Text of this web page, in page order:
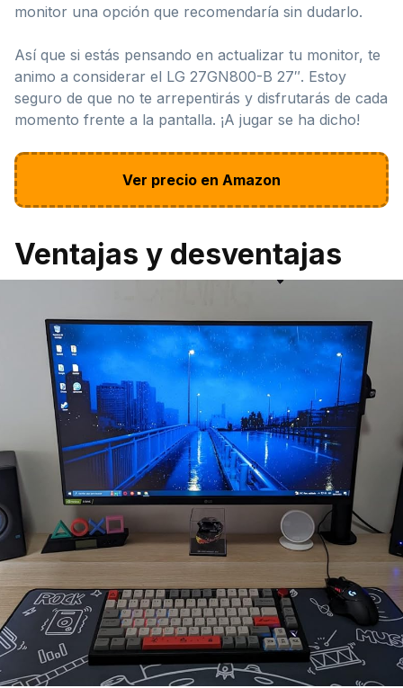
monitor una opción que recomendaría sin dudarlo.
Así que si estás pensando en actualizar tu monitor, te
animo a considerar el LG 27GN800-B 27″. Estoy
seguro de que no te arrepentirás y disfrutarás de cada
momento frente a la pantalla. ¡A jugar se ha dicho!
Ver precio en Amazon
Ventajas y desventajas